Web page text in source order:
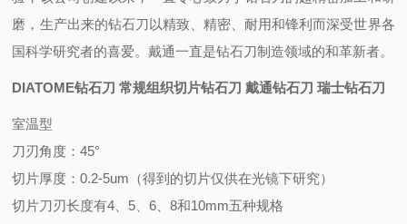
磨，生产出来的钻石刀以精致、精密、耐用和锋利而深受世界各
国科学研究者的喜爱。戴通一直是钻石刀制造领域的和革新者。
DIATOME钻石刀 常规组织切片钻石刀 戴通钻石刀 瑞士钻石刀
室温型
刀刃角度：45°
切片厚度：0.2-5um（得到的切片仅供在光镜下研究）
切片刀刃长度有4、5、6、8和10mm五种规格